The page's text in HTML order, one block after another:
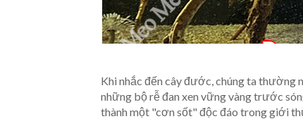
Khi nhắc đến cây đước, chúng ta thường
những bộ rễ đan xen vững vàng trước
thành một "cơn sốt" độc đáo trong giới